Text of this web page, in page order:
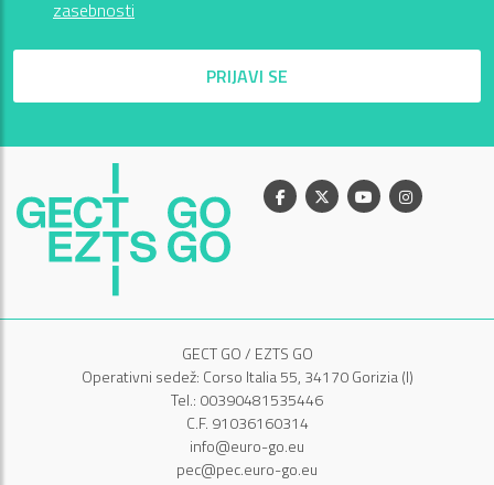
zasebnosti
PRIJAVI SE
Facebook
X YoutubeInstagram
GECT GO / EZTS GO
Operativni sedež: Corso Italia 55, 34170 Gorizia (I)
Tel.: 00390481535446
C.F. 91036160314
info@euro-go.eu
pec@pec.euro-go.eu